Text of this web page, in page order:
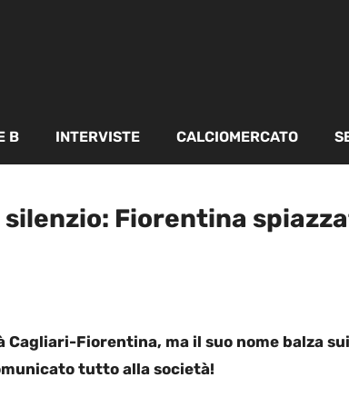
B INTERVISTE CALCIOMERCATO
Fiorentina
Cagliari-Fiorentina, ma il suo nome balza
tutto alla società!